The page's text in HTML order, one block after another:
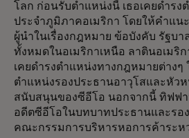
โลก ก่อนรับตำแหน่งนี้ เธอเคยดำรง
ประจำภูมิภาคอเมริกา โดยให้คำแน
ผู้นำในเรื่องกฎหมาย ข้อบังคับ รัฐบ
ทั้งหมดในอเมริกาเหนือ ลาตินอเมริก
เคยดำรงตำแหน่งทางกฎหมายต่างๆ
ตำแหน่งรองประธานอาวุโสและหัว
สนับสนุนของซีอีโอ นอกจากนี้ ทิฟฟ
อดีตซีอีโอในบทบาทประธานและรอ
คณะกรรมการบริหารหอการค้าระห